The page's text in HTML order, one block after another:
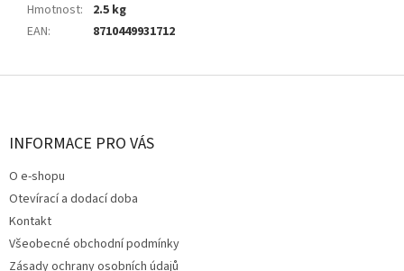
Hmotnost:
2.5 kg
EAN: 8710449931712
Z
INFORMACE PRO VÁS
O e-shopu
Otevírací a dodací doba
Kontakt
Všeobecné obchodní podmínky
Zásady ochrany osobních údajů